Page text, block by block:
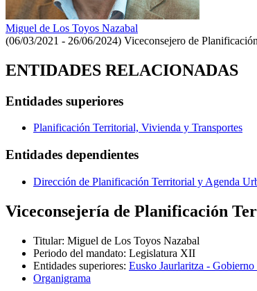
Miguel de Los Toyos Nazabal
(06/03/2021 - 26/06/2024) Viceconsejero de
ENTIDADES RELACIONADAS
Entidades superiores
Planificación Territorial, Vivienda y Transportes
Entidades dependientes
Dirección de Planificación Territorial y Agenda
Viceconsejería de Planificación
Titular: Miguel de Los Toyos Nazabal
Periodo del mandato: Legislatura XII
Entidades superiores: Eusko Jaurlaritza - Gobierno
Organigrama